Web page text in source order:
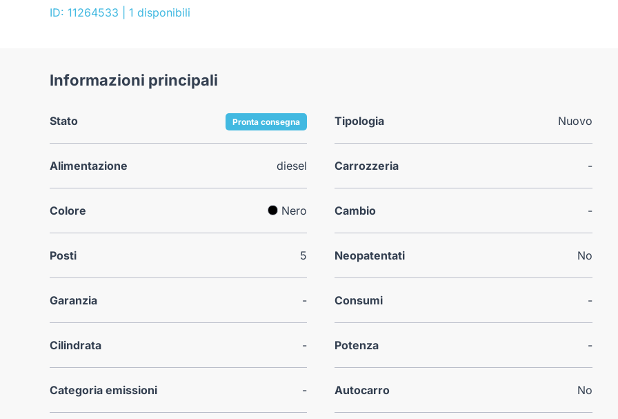
ID: 11264533
| 1 disponibili
Informazioni principali
Stato Pronta consegna Tipologia Nuovo
Alimentazione diesel Carrozzeria -
Colore Nero Cambio -
Posti 5 Neopatentati No
Garanzia - Consumi -
Cilindrata - Potenza -
Categoria emissioni - Autocarro No